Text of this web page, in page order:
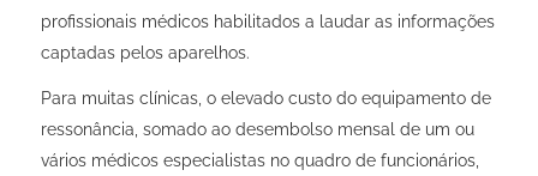
profissionais médicos habilitados a laudar as informações
captadas pelos aparelhos.
Para muitas clínicas, o elevado custo do equipamento de
ressonância, somado ao desembolso mensal de um ou
vários médicos especialistas no quadro de funcionários,